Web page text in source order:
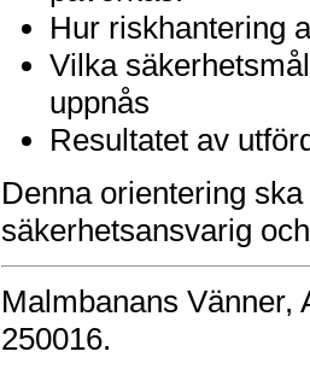
Hur riskhantering
Vilka
uppnås
Resultatet av
Denna orientering
säkerhetsansvarig
Malmbanans Vänner,
250016.